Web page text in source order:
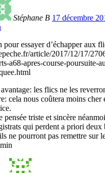
Stéphane B 17 décembre
pour essayer d’échapper aux
article/2017/12/17/
a68-apres-course-poursuite-
les flics ne les
cela nous coûtera moins cher
pensée triste et sincère
qui perdent a priori deux
ne pourront pas remettre sur